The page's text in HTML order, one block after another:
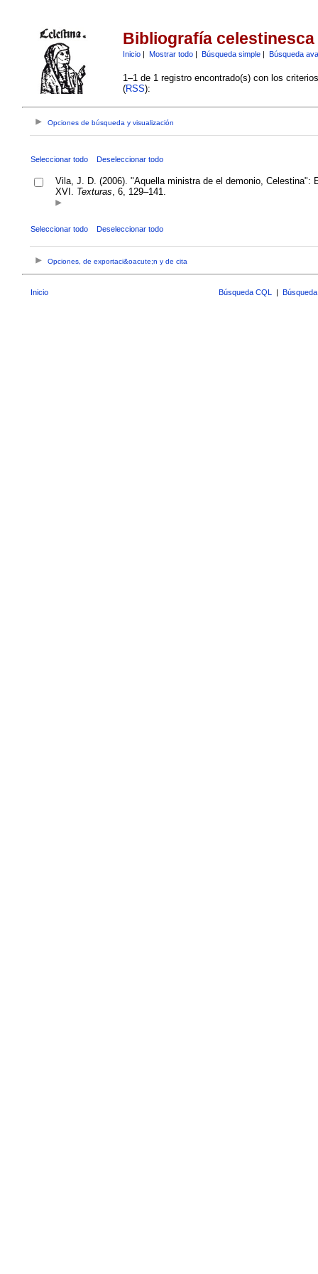
Bibliografía celestinesca
Inicio| Mostrar todo| Búsqueda simple| Búsqueda
1–1 de 1 registro encontrado(s) con los
(RSS):
Opciones de búsqueda y visualización
Seleccionar todo Deseleccionar todo
Vila, J. D. (2006). "Aquella ministra de el demonio,
XVI. Texturas , 6, 129–141.
Seleccionar todo Deseleccionar todo
Opciones, de exportaci&oacute;n y de cita
Inicio Búsqueda CQL |